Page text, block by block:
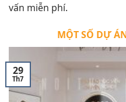
vấn miễn phí.
MỘT SỐ DỰ
29
Th7